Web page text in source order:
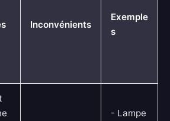
Inconvénients
Exemple
s
- Lampe